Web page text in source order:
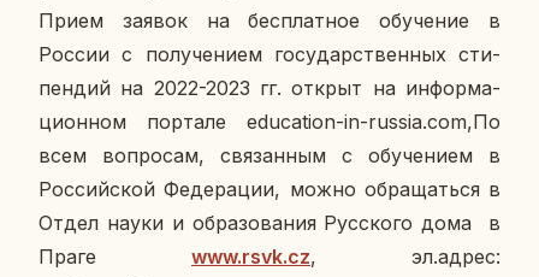
Прием заявок на бес­плат­ное обу­че­ние в
России с по­лу­че­ни­ем го­су­дар­ствен­ных сти­
пен­дий на 2022-2023 гг. открыт на ин­фор­ма­
ци­он­ном пор­та­ле education-in-russia.com,По
всем во­про­сам, свя­зан­ным с обу­че­ни­ем в
Рос­сий­ской Фе­де­ра­ции, можно об­ра­щать­ся в
Отдел науки и об­ра­зо­ва­ния Рус­ско­го дома в
Праге www.rsvk.cz, эл.адрес: